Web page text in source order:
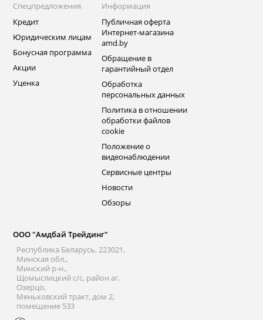
Спецпредложения
Кредит
Юридическим лицам
Бонусная программа
Акции
Уценка
Информация
Публичная оферта
Интернет-магазина
amd.by
Обращение в
гарантийный отдел
Обработка
персональных данных
Политика в отношении
обработки файлов
cookie
Положение о
видеонаблюдении
Сервисные центры
Новости
Обзоры
ООО "Амдбай Трейдинг"
Республика Беларусь, 223021,
Минская обл.,
Минский р-н.,
Щомыслицкий с/с, район аг.
Озерцо,
Меньковский тракт, дом 2,
помещение 533